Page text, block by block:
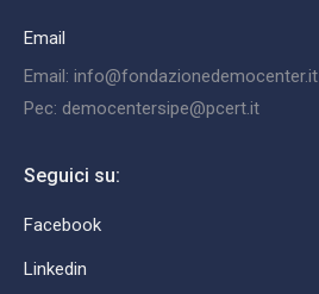
Email
Email: info@fondazionedemocenter.it
Pec: democentersipe@pcert.it
Seguici su:
Facebook
Linkedin